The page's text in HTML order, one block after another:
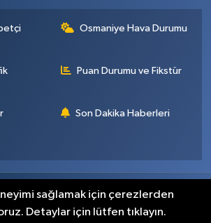
Osmaniye Hava Durumu
Puan Durumu ve Fikstür
Son Dakika Haberleri
İletişim Gizlilik Sözleşmesi
sağlamak için çerezlerden
Detaylar için lütfen tıklayın.